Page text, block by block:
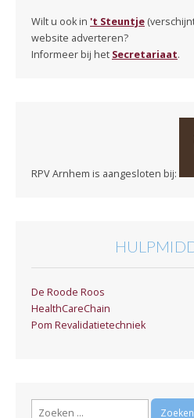
Wilt u ook in 't Steuntje
website adverteren?
Informeer bij het Secretariaat.
RPV Arnhem is aangesloten bij:
De Roode Roos
HealthCareChain
Pom Revalidatietechniek
Zoeken